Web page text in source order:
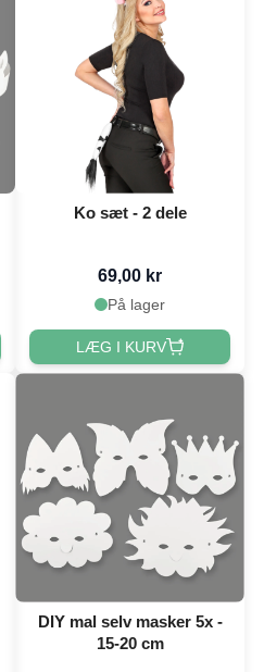
Ko sæt - 2 dele
69,00 kr
På lager
LÆG I KURV
DIY mal selv masker 5x -
15-20 cm